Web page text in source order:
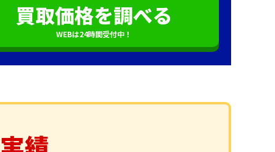
買取価格を調べる
WEBは24時間受付中！